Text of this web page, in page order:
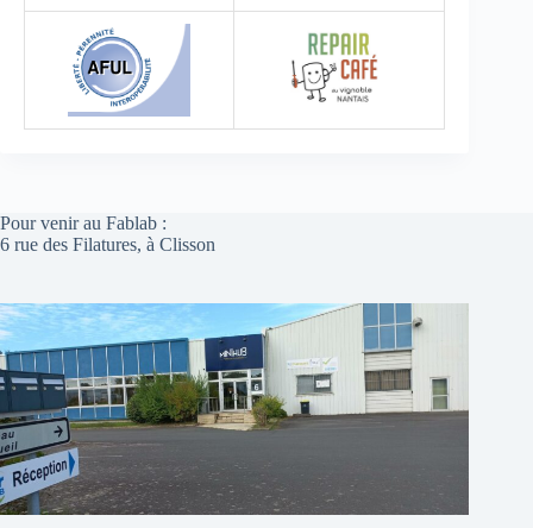
Pour venir au Fablab :
6 rue des Filatures, à Clisson